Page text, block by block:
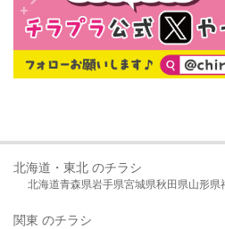
北海道・東北 のチラシ
北海道青森県岩手県宮城県秋田県山形県
関東 のチラシ